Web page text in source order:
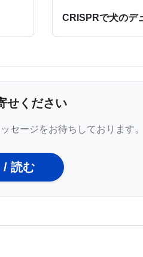
ン（polycaprolactone）で
センチメートル四方、厚さ
たことが示された。 足場
において試験された。チロ
、有害な代謝産物の蓄積を
せください
セージをお待ちしております。
/ 読む